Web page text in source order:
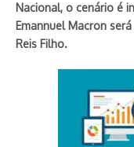
Nacional, o cenário é
Emannuel Macron
Reis Filho.